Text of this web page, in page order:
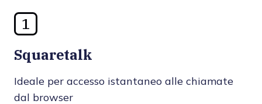
1
Squaretalk
Ideale per accesso istantaneo alle chiamate
dal browser